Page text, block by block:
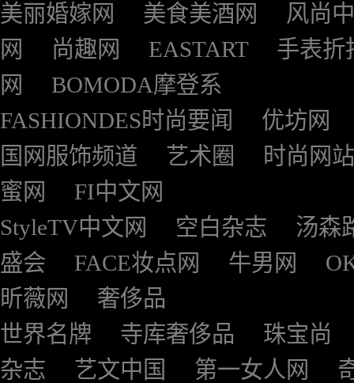
美丽婚嫁网
美食美酒网
风尚
网
尚趣网 EASTART
手表折
网
BOMODA摩登系
FASHIONDES时尚要闻
优坊网
国网服饰频道
艺术圈
时尚网站
蜜网
FI中文网
StyleTV中文网
空白杂志
汤森
盛会
FACE妆点网 牛男网
昕薇网
奢侈品
世界名牌
寺库奢侈品
珠宝尚
杂志
艺文中国 第一女人网